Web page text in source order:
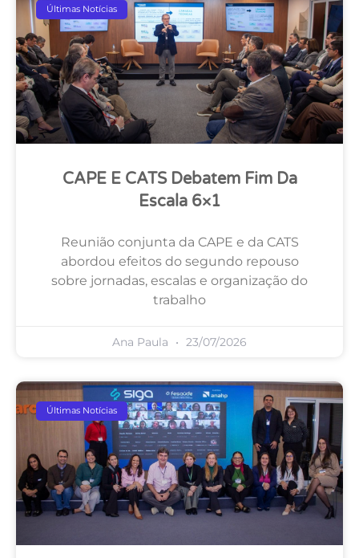
Últimas Notícias
CAPE E CATS Debatem Fim Da
Escala 6×1
Reunião conjunta da CAPE e da CATS
abordou efeitos do segundo repouso
sobre jornadas, escalas e organização do
trabalho
Ana Paula 23/07/2026
Últimas Notícias